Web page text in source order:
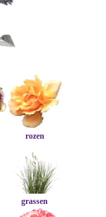
rozen
grassen